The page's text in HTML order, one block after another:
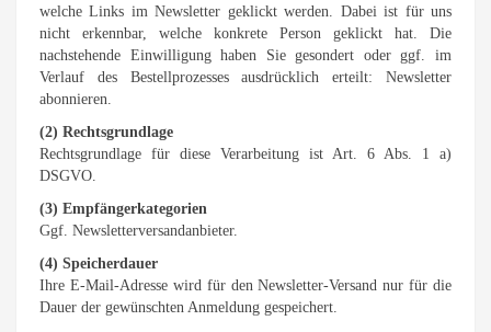
welche Links im Newsletter geklickt werden. Dabei ist für uns
nicht erkennbar, welche konkrete Person geklickt hat. Die
nachstehende Einwilligung haben Sie gesondert oder ggf. im
Verlauf des Bestellprozesses ausdrücklich erteilt: Newsletter
abonnieren.
(2) Rechtsgrundlage
Rechtsgrundlage für diese Verarbeitung ist Art. 6 Abs. 1 a)
DSGVO.
(3) Empfängerkategorien
Ggf. Newsletterversandanbieter.
(4) Speicherdauer
Ihre E-Mail-Adresse wird für den Newsletter-Versand nur für die
Dauer der gewünschten Anmeldung gespeichert.